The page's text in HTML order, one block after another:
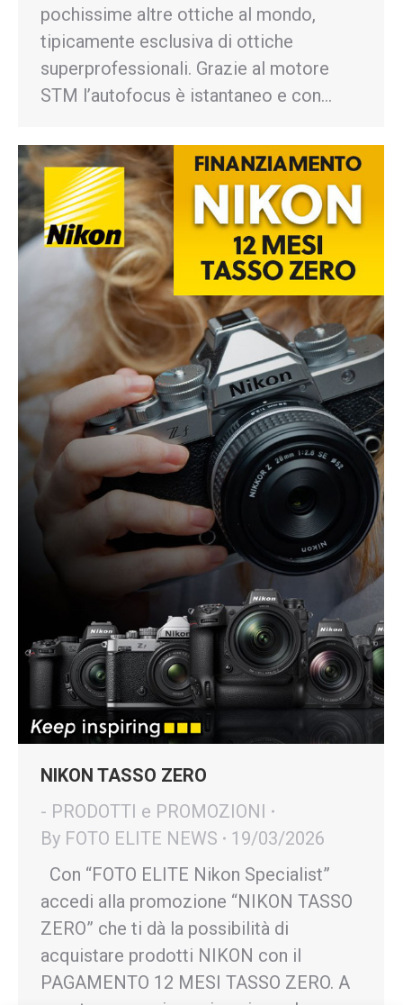
pochissime altre ottiche al mondo,
tipicamente esclusiva di ottiche
superprofessionali. Grazie al motore
STM l’autofocus è istantaneo e con…
NIKON TASSO ZERO
- PRODOTTI e PROMOZIONI
By FOTO ELITE NEWS
19/03/2026
Con “FOTO ELITE Nikon Specialist”
accedi alla promozione “NIKON TASSO
ZERO” che ti dà la possibilità di
acquistare prodotti NIKON con il
PAGAMENTO 12 MESI TASSO ZERO. A